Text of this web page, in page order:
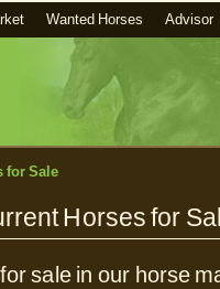
Wanted Horses Advisor
for Sale
Horses for
sale in our horse